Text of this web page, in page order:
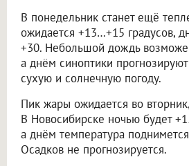
В понедельник станет ещё
ожидается +13…+15 градусов,
+30. Небольшой дождь
а днём синоптики
сухую и солнечную погоду.
Пик жары ожидается во
В Новосибирске ночью будет
а днём температура
Осадков не прогнозируется.